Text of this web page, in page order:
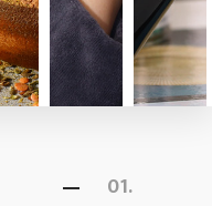
Al Teklif AL
01.